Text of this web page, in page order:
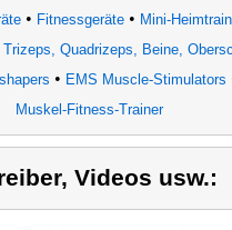
• Fitnessgeräte• Mini-
Quadrizeps, Beine,
• EMS Muscle-Stimulators
Muskel-Fitness-Trainer
Videos usw.: